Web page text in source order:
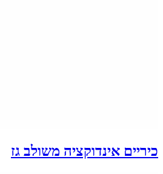
כיריים אינדוקציה משולב גז